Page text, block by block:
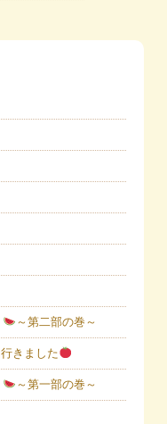
～第二部の巻～
きました
～第一部の巻～